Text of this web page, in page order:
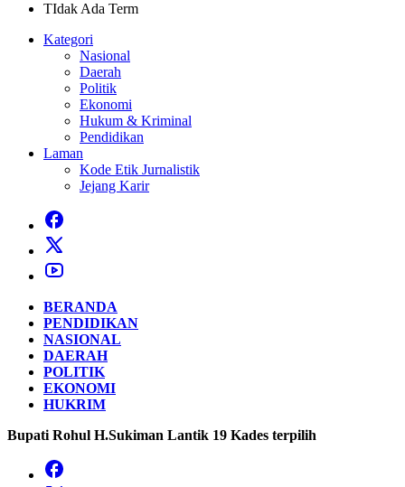
TIdak Ada Term
Kategori
Nasional
Daerah
Politik
Ekonomi
Hukum & Kriminal
Pendidikan
Laman
Kode Etik Jurnalistik
Jejang Karir
BERANDA
PENDIDIKAN
NASIONAL
DAERAH
POLITIK
EKONOMI
HUKRIM
Bupati Rohul H.Sukiman Lantik 19 Kades terpilih